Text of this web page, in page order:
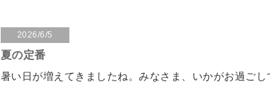
2026/6/5
夏の定番
暑い日が増えてきましたね。みなさま、いかがお過ご